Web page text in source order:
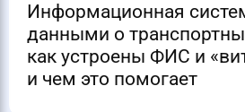
Информационная
данными о
как устроены ФИС и
и чем это помогает